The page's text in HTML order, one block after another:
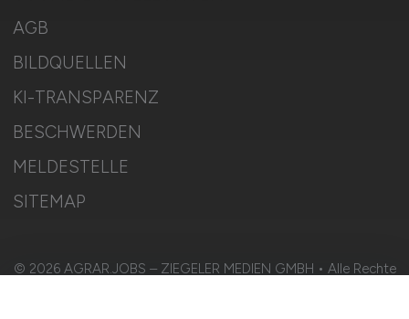
AGB
BILDQUELLEN
KI-TRANSPARENZ
BESCHWERDEN
MELDESTELLE
SITEMAP
© 2026 AGRAR.JOBS – ZIEGELER MEDIEN GMBH • Alle Rechte